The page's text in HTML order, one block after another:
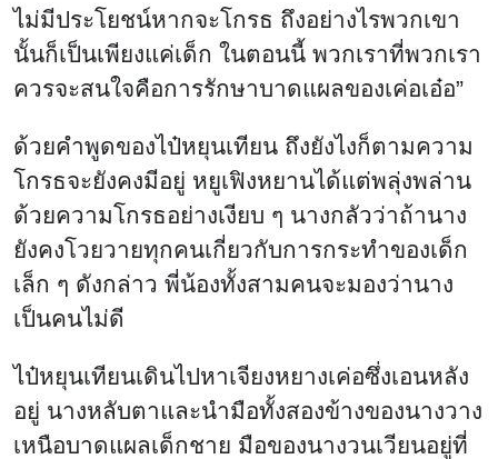
ไม่มีประโยชน์หากจะโกรธ ถึงอย่างไรพวกเขา
นั้นก็เป็นเพียงแค่เด็ก ในตอนนี้ พวกเราที่พวกเรา
ควรจะสนใจคือการรักษาบาดแผลของเค่อเอ๋อ”
ด้วยคำพูดของไป๋หยุนเทียน ถึงยังไงก็ตามความ
โกรธจะยังคงมีอยู่ หยูเฟิงหยานได้แต่พลุ่งพล่าน
ด้วยความโกรธอย่างเงียบ ๆ นางกลัวว่าถ้านาง
ยังคงโวยวายทุกคนเกี่ยวกับการกระทำของเด็ก
เล็ก ๆ ดังกล่าว พี่น้องทั้งสามคนจะมองว่านาง
เป็นคนไม่ดี
ไป๋หยุนเทียนเดินไปหาเจียงหยางเค่อซึ่งเอนหลัง
อยู่ นางหลับตาและนำมือทั้งสองข้างของนางวาง
เหนือบาดแผลเด็กชาย มือของนางวนเวียนอยู่ที่